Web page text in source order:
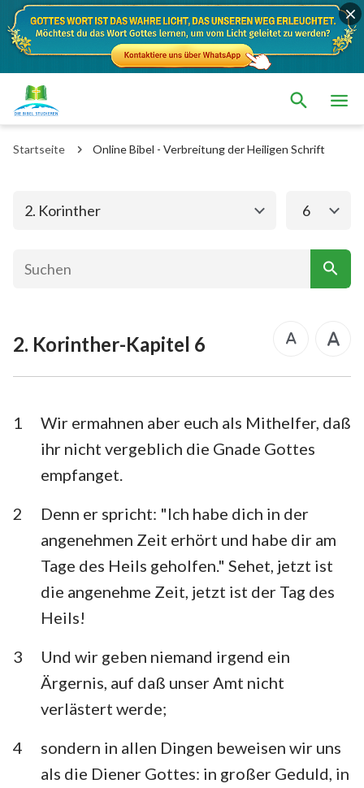
Startseite Online Bibel - Verbreitung der Heiligen Schrift
2. Korinther
Das alte Testament Das neue Testament
Matthäus Markus
Apostelgeschichte
Galater
1. Thessalonicher 2. Thessalonicher
1. Timotheus 2. Timotheus
Titus Philemon
Hebräer Jakobus
1. Petrus
1. Johannes 2. Johannes
3. Johannes Judas
Offenbarung
6
2. Korinther-Kapitel 6
1
Wir ermahnen aber euch als Mithelfer, daß
ihr nicht vergeblich die Gnade Gottes
empfanget.
2
Denn er spricht: "Ich habe dich in der
angenehmen Zeit erhört und habe dir am
Tage des Heils geholfen." Sehet, jetzt ist
die angenehme Zeit, jetzt ist der Tag des
Heils!
3
Und wir geben niemand irgend ein
Ärgernis, auf daß unser Amt nicht
verlästert werde;
4
sondern in allen Dingen beweisen wir uns
als die Diener Gottes: in großer Geduld, in